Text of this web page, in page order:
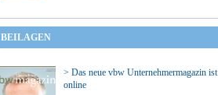
BEILAGEN
> Das neue vbw Unternehmermagazin ist
online